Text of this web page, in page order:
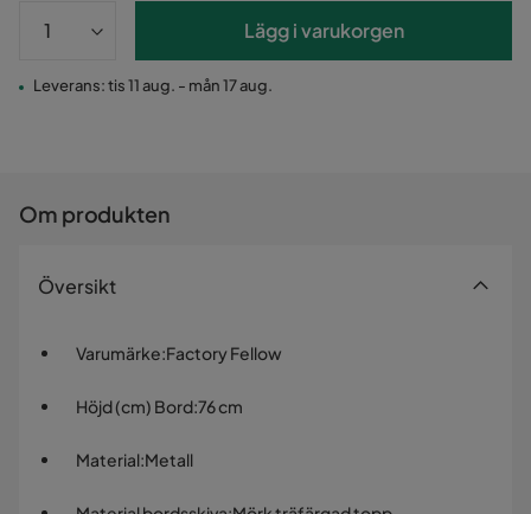
Lägg i varukorgen
Leverans: tis 11 aug. - mån 17 aug.
Om produkten
Översikt
Varumärke:Factory Fellow
Höjd (cm) Bord:76 cm
Material:Metall